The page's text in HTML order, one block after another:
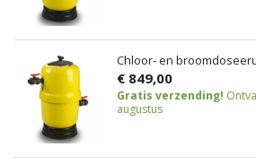
Chloor- en
€ 849,00
Gratis verzending!
augustus